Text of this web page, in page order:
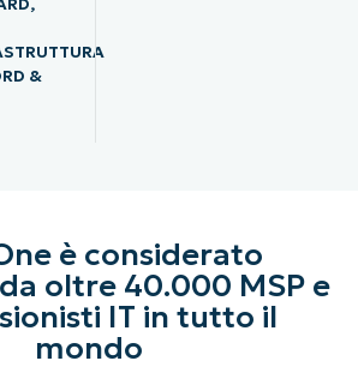
&
è considerato
oltre 40.000 MSP e
IT in tutto il
mondo